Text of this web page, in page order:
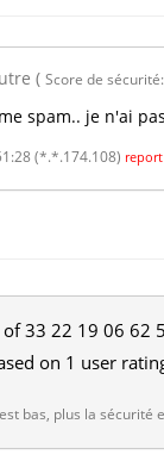
( Score de sécurité:
spam.. je n'ai
(*.*.174.108) report
of33 22 19 06 62 5
on 1 user
bas, plus la sécurité